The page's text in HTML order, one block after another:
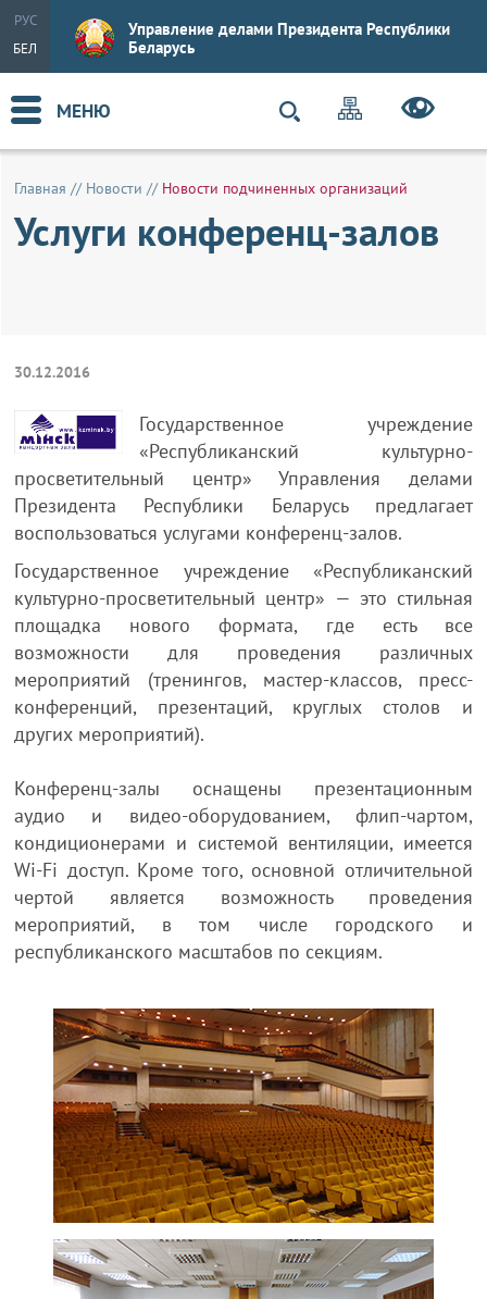
РУС
БЕЛ
Управление делами Президента Республики
Беларусь
МЕНЮ
Главная // Новости // Новости подчиненных организаций
Услуги конференц-залов
30.12.2016
Государственное учреждение
«Республиканский культурно-
просветительный центр» Управления делами
Президента Республики Беларусь предлагает
воспользоваться услугами конференц-залов.
Государственное учреждение «Республиканский
культурно-просветительный центр» — это стильная
площадка нового формата, где есть все
возможности для проведения различных
мероприятий (тренингов, мастер-классов, пресс-
конференций, презентаций, круглых столов и
других мероприятий).
Конференц-залы оснащены презентационным
аудио и видео-оборудованием, флип-чартом,
кондиционерами и системой вентиляции, имеется
Wi-Fi доступ. Кроме того, основной отличительной
чертой является возможность проведения
мероприятий, в том числе городского и
республиканского масштабов по секциям.